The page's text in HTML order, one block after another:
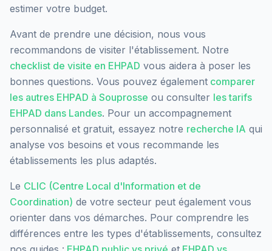
estimer votre budget.
Avant de prendre une décision, nous vous
recommandons de visiter l'établissement. Notre
checklist de visite en EHPAD vous aidera à poser les
bonnes questions. Vous pouvez également comparer
les autres EHPAD à Souprosse ou consulter les tarifs
EHPAD dans Landes. Pour un accompagnement
personnalisé et gratuit, essayez notre recherche IA qui
analyse vos besoins et vous recommande les
établissements les plus adaptés.
Le CLIC (Centre Local d'Information et de
Coordination) de votre secteur peut également vous
orienter dans vos démarches. Pour comprendre les
différences entre les types d'établissements, consultez